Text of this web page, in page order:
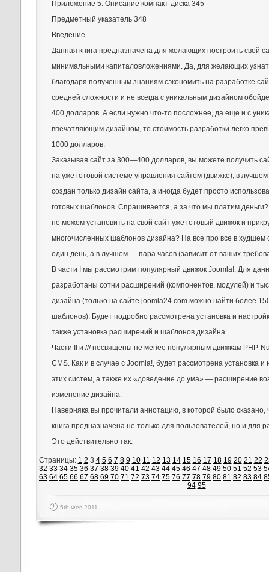
Приложение 5. Описание компакт-диска 345
Предметный указатель 348
Введение
Данная книга предназначена для желающих построить свой
минимальными капиталовложениями. Да, для желающих
благодаря полученным знаниям сэкономить на разработке
средней сложности и не всегда с уникальным дизайном
400 долларов. А если нужно что-то посложнее, да еще и с
впечатляющим дизайном, то стоимость разработки легко
1000 долларов.
Заказывая сайт за 300—400 долларов, вы можете получить
на уже готовой системе управления сайтом (движке), в лучшем
создан только дизайн сайта, а иногда будет просто
готовых шаблонов. Спрашивается, а за что мы платим
не можем установить на свой сайт уже готовый движок и
многочисленных шаблонов дизайна? На все про все в худшем
один день, а в лучшем — пара часов (зависит от ваших
В части I мы рассмотрим популярный движок Joomla!. Для
разработаны сотни расширений (компонентов, модулей) и
дизайна (только на сайте joomla24.com можно найти более
шаблонов). Будет подробно рассмотрена установка и
также установка расширений и шаблонов дизайна.
Части II и /// посвящены не менее популярным движкам PHP-
CMS. Как и в случае с Joomla!, будет рассмотрена установка и
этих систем, а также их «доведение до ума» — расширение
изменение дизайна.
Наверняка вы прочитали аннотацию, в которой было сказано,
книга предназначена не только для пользователей, но и для
Это действительно так.
Страницы: 1 2 3 4 5 6 7 8 9 10 11 12 13 14 15 16 17 18 19 20 21 22
32 33 34 35 36 37 38 39 40 41 42 43 44 45 46 47 48 49 50 51 52 53
63 64 65 66 67 68 69 70 71 72 73 74 75 76 77 78 79 80 81 82 83 84
94 95
5th Фев 2011